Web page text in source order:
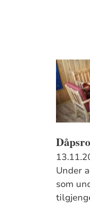
Under
som